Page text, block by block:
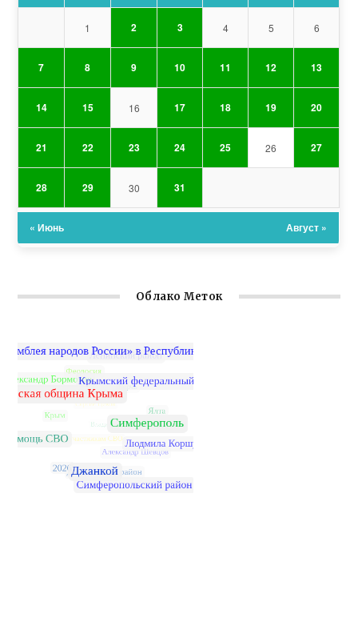
1 2 3 4 5 6
7 8 9 10 11 12 13
14 15 16 17 18 19 20
21 22 23 24 25 26 27
28 29 30 31
« Июнь Август »
Облако Меток